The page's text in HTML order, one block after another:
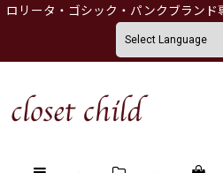
ロリータ・ゴシック・パンクブランド